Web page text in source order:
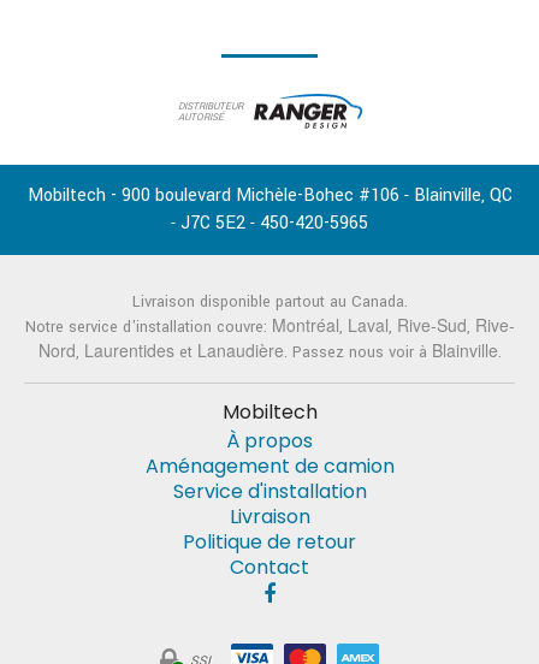
DISTRIBUTEUR
AUTORISÉ
Mobiltech - 900 boulevard Michèle-Bohec #106 - Blainville, QC
- J7C 5E2 - 450-420-5965
Livraison disponible partout au Canada.
Notre service d'installation couvre: Montréal, Laval, Rive-Sud, Rive-
Nord, Laurentideset Lanaudière. Passez nous voir à Blainville.
Mobiltech
À propos
Aménagement de camion
Service d'installation
Livraison
Politique de retour
Contact